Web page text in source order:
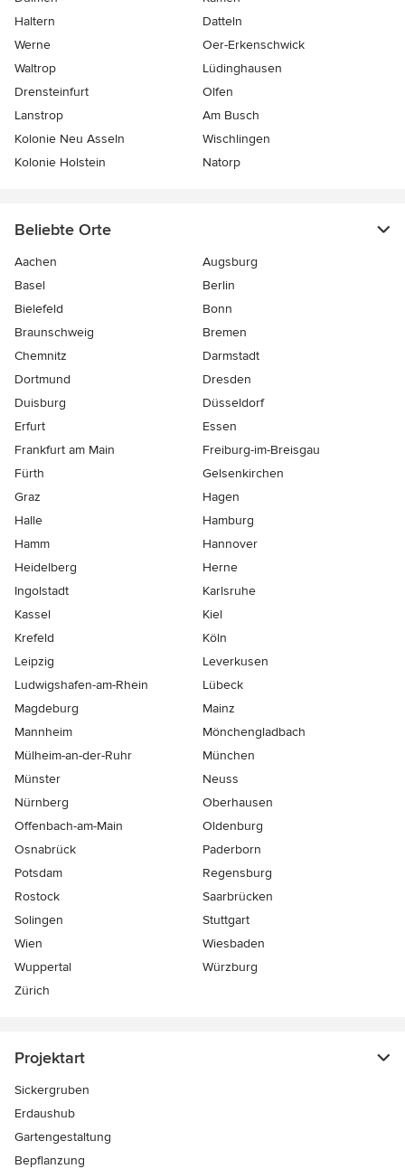
Haltern
Datteln
Werne
Oer-Erkenschwick
Waltrop
Lüdinghausen
Drensteinfurt
Olfen
Lanstrop
Am Busch
Kolonie Neu Asseln
Wischlingen
Kolonie Holstein
Natorp
Beliebte Orte
Aachen
Augsburg
Basel
Berlin
Bielefeld
Bonn
Braunschweig
Bremen
Chemnitz
Darmstadt
Dortmund
Dresden
Duisburg
Düsseldorf
Erfurt
Essen
Frankfurt am Main
Freiburg-im-Breisgau
Fürth
Gelsenkirchen
Graz
Hagen
Halle
Hamburg
Hamm
Hannover
Heidelberg
Herne
Ingolstadt
Karlsruhe
Kassel
Kiel
Krefeld
Köln
Leipzig
Leverkusen
Ludwigshafen-am-Rhein
Lübeck
Magdeburg
Mainz
Mannheim
Mönchen­gladbach
Mülheim-an-der-Ruhr
München
Münster
Neuss
Nürnberg
Oberhausen
Offenbach-am-Main
Oldenburg
Osnabrück
Paderborn
Potsdam
Regensburg
Rostock
Saarbrücken
Solingen
Stuttgart
Wien
Wiesbaden
Wuppertal
Würzburg
Zürich
Projektart
Sickergruben
Erdaushub
Gartengestaltung
Bepflanzung